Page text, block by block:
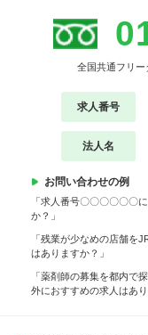
全国共通フリ
求人番号
法人名
お問い合わせの例
「求人番号〇〇〇〇〇〇
か？」
「残業が少なめの店舗を
はありますか？」
「薬剤師の募集を都内で
外におすすめの求人はあ